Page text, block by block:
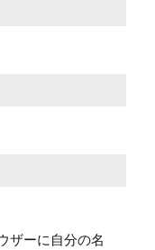
ザーに自分の名